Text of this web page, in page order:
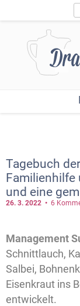
Tagebuch
Familienhilfe
und eine
26. 3. 2022 6
Management
Schnittlauch,
Salbei,
Eisenkraut ins
entwickelt.